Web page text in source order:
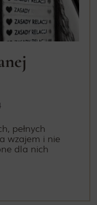
pełnych
wzajem i nie
dla nich